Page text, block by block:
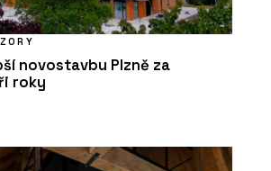
novostavbu Plzně za
roky